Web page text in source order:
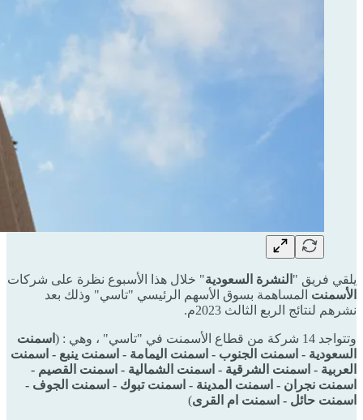
يلقي فريق " النشرة السعودية" خلال هذا الأسبوع نظرة على شركات
الأسمنت المساهمة بسوق الأسهم الرئيسي "تاسي" وذلك بعد
نشرهم لنتائج الربع الثالث 2023م.
وتتواجد 14 شركة من قطاع الأسمنت في "تاسي" ، وهي : (
اسمنت
السعودية - اسمنت الجنوب - اسمنت اليمامة - اسمنت ينبع - اسمنت
العربية - اسمنت الشرقية - اسمنت الشمالية - اسمنت القصيم -
اسمنت نجران - اسمنت المدينة - اسمنت تبوك - اسمنت الجوف -
اسمنت حائل - اسمنت ام القرى)